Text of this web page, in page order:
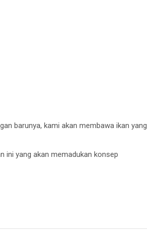
barunya, kami akan membawa ikan yang
ini yang akan memadukan konsep